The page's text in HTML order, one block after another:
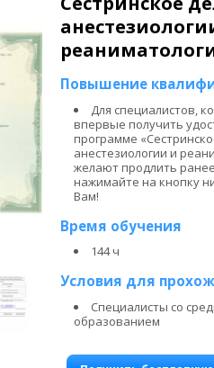
Повышение
Для специалистов,
впервые получить
программе
анестезиологии и
желают продлить
нажимайте на кнопку
Вам!
Время обучения
144 ч
Условия для
Специалисты со
образованием